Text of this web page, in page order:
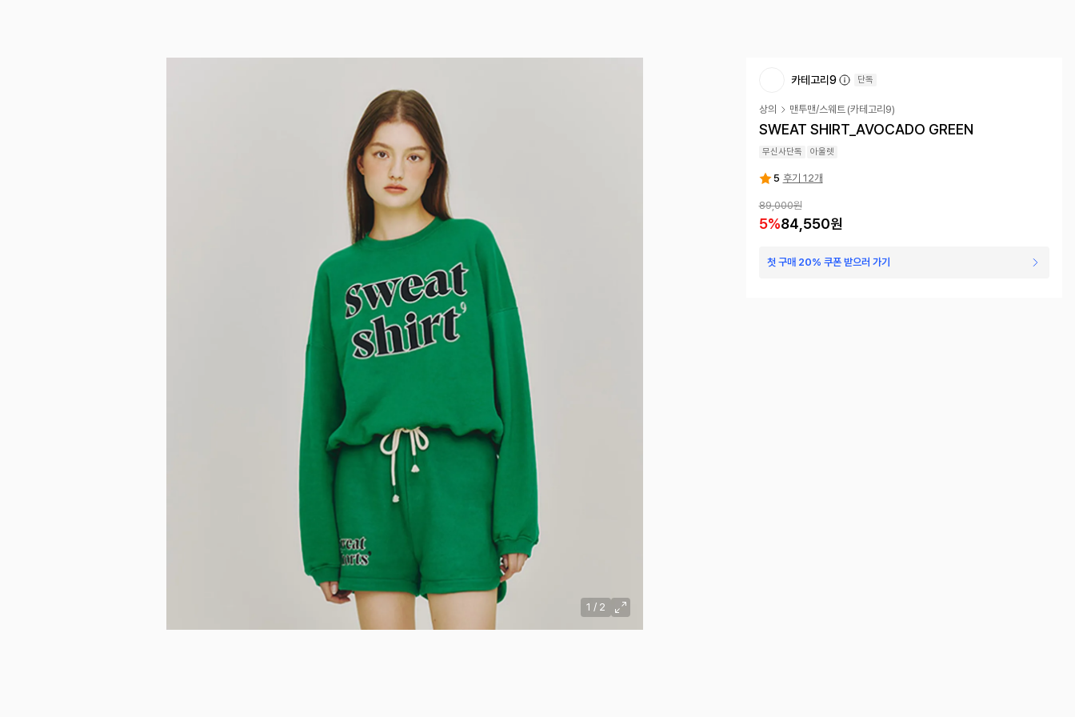
1 / 2
카테고리9 단독
상의 맨투맨/스웨트 (카테고리9)
SWEAT SHIRT_AVOCADO GREEN
무신사단독 아울렛
5 후기 12개
89,000원
5%84,550원
첫 구매 20% 쿠폰 받으러 가기